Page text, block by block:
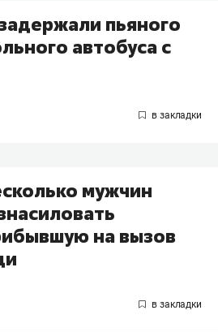
пьяного
автобуса с
мужчин
на вызов